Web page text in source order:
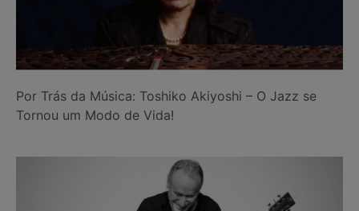
Por Trás da Música: Toshiko Akiyoshi – O Jazz se
Tornou um Modo de Vida!